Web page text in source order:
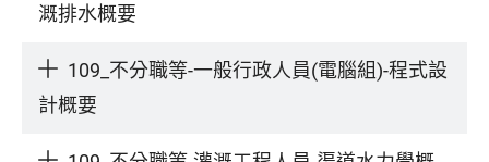
溉排水概要
109_不分職等-一般行政人員(電腦組)-程式設
計概要